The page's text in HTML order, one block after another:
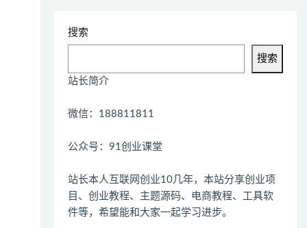
搜索
搜索
站长简介
微信：188811811
公众号：91创业课堂
站长本人互联网创业10几年，本站分享创业项
目、创业教程、主题源码、电商教程、工具软
件等，希望能和大家一起学习进步。